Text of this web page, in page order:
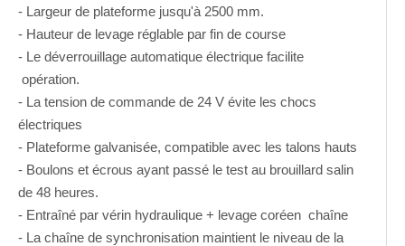
- Largeur de plateforme jusqu'à 2500 mm.
- Hauteur de levage réglable par fin de course
- Le déverrouillage automatique électrique facilite
opération.
- La tension de commande de 24 V évite les chocs
électriques
- Plateforme galvanisée, compatible avec les talons hauts
- Boulons et écrous ayant passé le test au brouillard salin
de 48 heures.
- Entraîné par vérin hydraulique + levage coréen chaîne
- La chaîne de synchronisation maintient le niveau de la